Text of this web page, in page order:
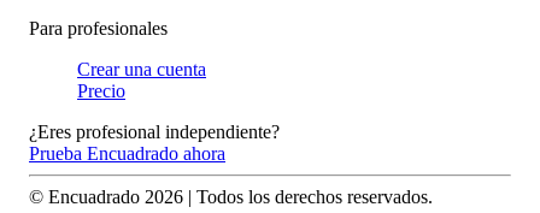
Para profesionales
Crear una cuenta
Precio
¿Eres profesional independiente?
Prueba Encuadrado ahora
© Encuadrado 2026 | Todos los derechos reservados.